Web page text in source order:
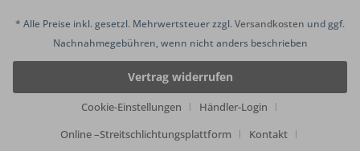
* Alle Preise inkl. gesetzl. Mehrwertsteuer zzgl.Versandkosten und ggf.
Nachnahmegebühren, wenn nicht anders beschrieben
Vertrag widerrufen
Cookie-Einstellungen
Händler-Login
Online –Streitschlichtungsplattform
Kontakt